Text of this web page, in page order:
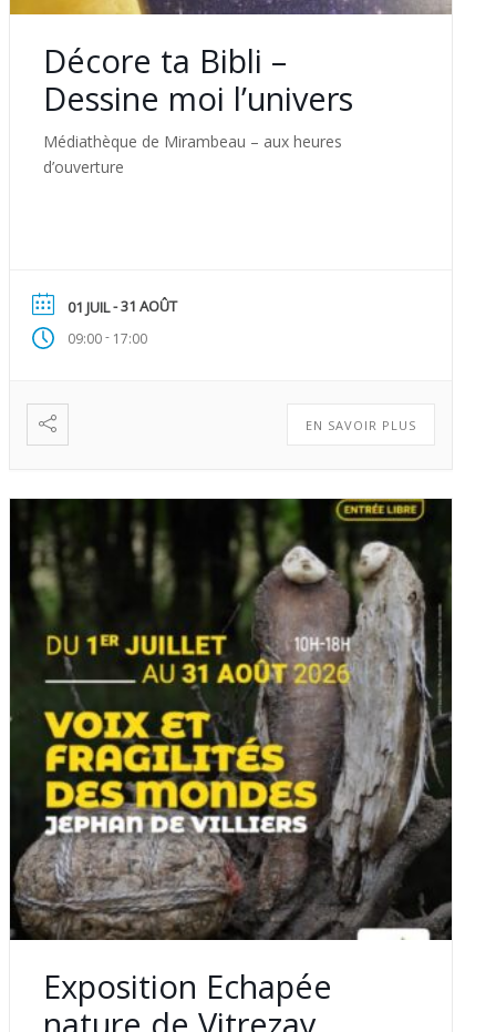
Décore ta Bibli –
Dessine moi l’univers
Médiathèque de Mirambeau – aux heures
d’ouverture
01 JUIL- 31 AOÛT
09:00- 17:00
EN SAVOIR PLUS
Exposition Echapée